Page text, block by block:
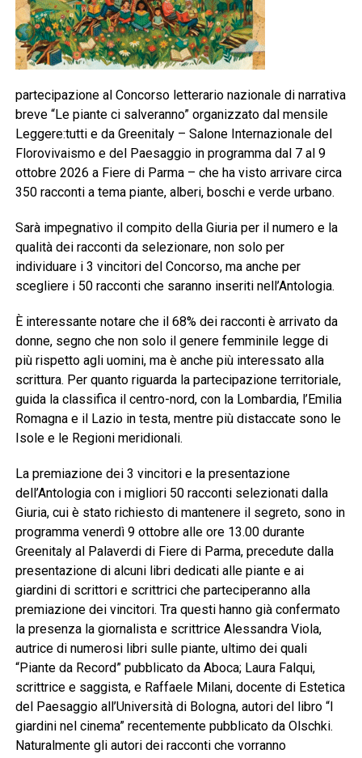
partecipazione al Concorso letterario nazionale di narrativa
breve “Le piante ci salveranno” organizzato dal mensile
Leggere:tutti e da Greenitaly – Salone Internazionale del
Florovivaismo e del Paesaggio in programma dal 7 al 9
ottobre 2026 a Fiere di Parma – che ha visto arrivare circa
350 racconti a tema piante, alberi, boschi e verde urbano.
Sarà impegnativo il compito della Giuria per il numero e la
qualità dei racconti da selezionare, non solo per
individuare i 3 vincitori del Concorso, ma anche per
scegliere i 50 racconti che saranno inseriti nell’Antologia.
È interessante notare che il 68% dei racconti è arrivato da
donne, segno che non solo il genere femminile legge di
più rispetto agli uomini, ma è anche più interessato alla
scrittura. Per quanto riguarda la partecipazione territoriale,
guida la classifica il centro-nord, con la Lombardia, l’Emilia
Romagna e il Lazio in testa, mentre più distaccate sono le
Isole e le Regioni meridionali.
La premiazione dei 3 vincitori e la presentazione
dell’Antologia con i migliori 50 racconti selezionati dalla
Giuria, cui è stato richiesto di mantenere il segreto, sono in
programma venerdì 9 ottobre alle ore 13.00 durante
Greenitaly al Palaverdi di Fiere di Parma, precedute dalla
presentazione di alcuni libri dedicati alle piante e ai
giardini di scrittori e scrittrici che parteciperanno alla
premiazione dei vincitori. Tra questi hanno già confermato
la presenza la giornalista e scrittrice Alessandra Viola,
autrice di numerosi libri sulle piante, ultimo dei quali
“Piante da Record” pubblicato da Aboca; Laura Falqui,
scrittrice e saggista, e Raffaele Milani, docente di Estetica
del Paesaggio all’Università di Bologna, autori del libro “I
giardini nel cinema” recentemente pubblicato da Olschki.
Naturalmente gli autori dei racconti che vorranno